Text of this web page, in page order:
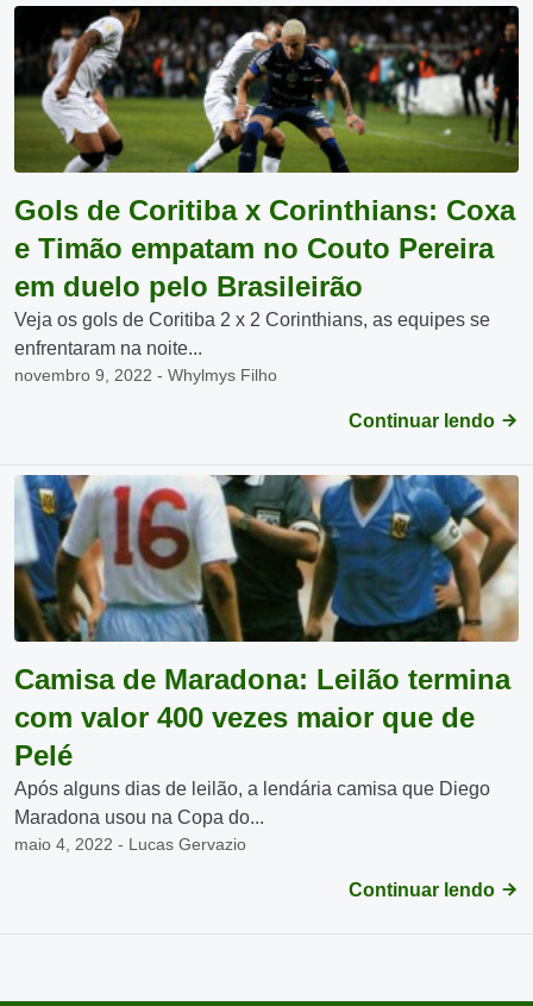
Gols de Coritiba x Corinthians: Coxa
e Timão empatam no Couto Pereira
em duelo pelo Brasileirão
Veja os gols de Coritiba 2 x 2 Corinthians, as equipes se
enfrentaram na noite...
novembro 9, 2022 - Whylmys Filho
Continuar lendo
Camisa de Maradona: Leilão termina
com valor 400 vezes maior que de
Pelé
Após alguns dias de leilão, a lendária camisa que Diego
Maradona usou na Copa do...
maio 4, 2022 - Lucas Gervazio
Continuar lendo